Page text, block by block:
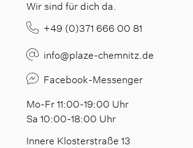
Wir sind für dich da.
+49 (0)371 666 00 81
info@plaze-chemnitz.de
Facebook-Messenger
Mo-Fr 11:00-19:00 Uhr
Sa 10:00-18:00 Uhr
Innere Klosterstraße 13